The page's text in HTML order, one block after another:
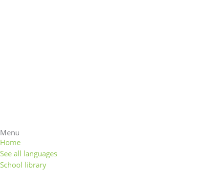
Menu
Home
See all languages
School library